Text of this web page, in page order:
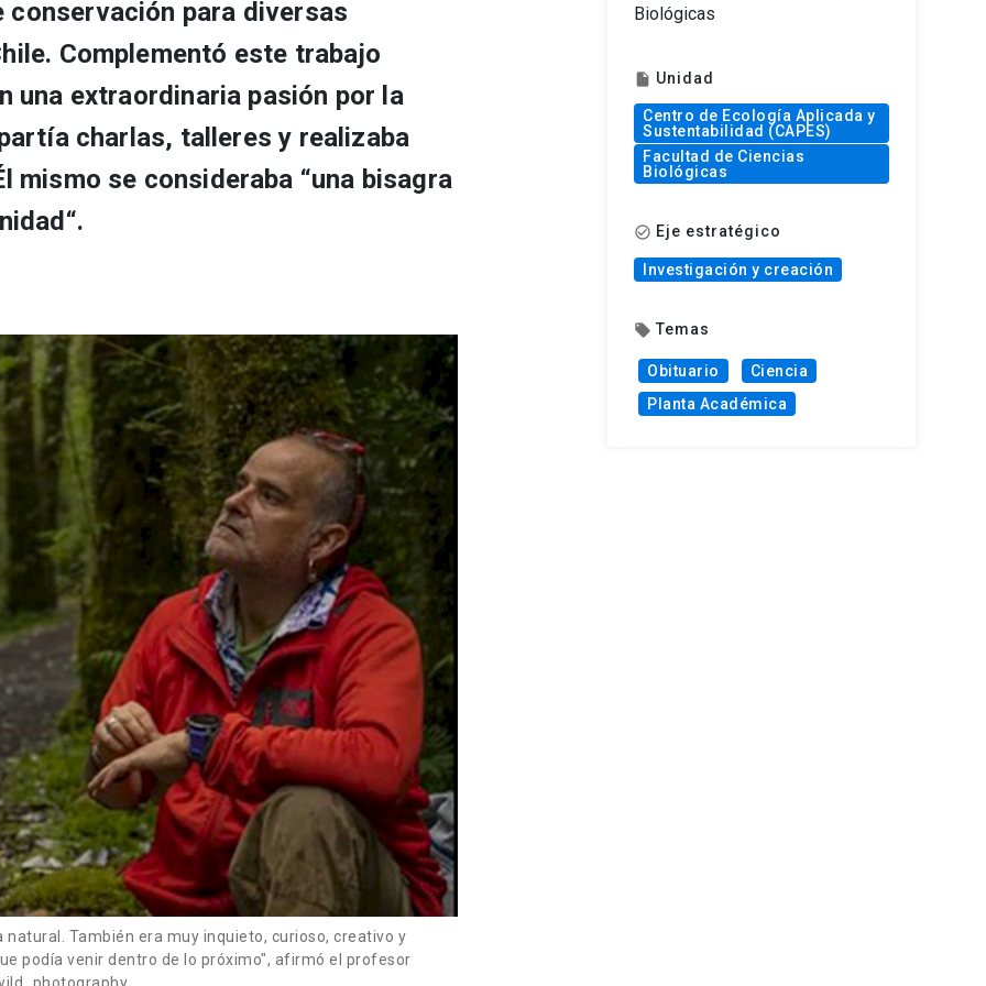
para diversas
Complementó este trabajo
una extraordinaria pasión por la
charlas, talleres y realizaba
mismo se consideraba “una bisagra
También era muy inquieto, curioso, creativo y
podía venir dentro de lo próximo", afirmó el profesor
Biológicas
insert_drive_file Unidad
Centro de Ecología Aplicada y
Sustentabilidad (CAPES)
Facultad de Ciencias
Biológicas
check_circle_outline Eje estratégico
Investigación y creación
local_offer Temas
Obituario
Ciencia
Planta Académica